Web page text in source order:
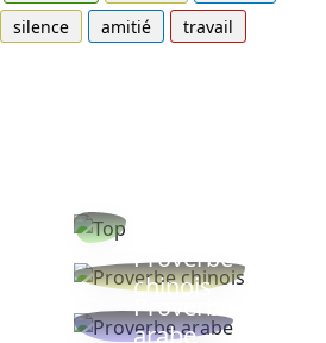
silence amitié
travail
Proverbe
chinois
Proverbe
arabe